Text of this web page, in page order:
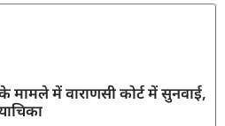
के मामले में वाराणसी कोर्ट में सुनवाई,